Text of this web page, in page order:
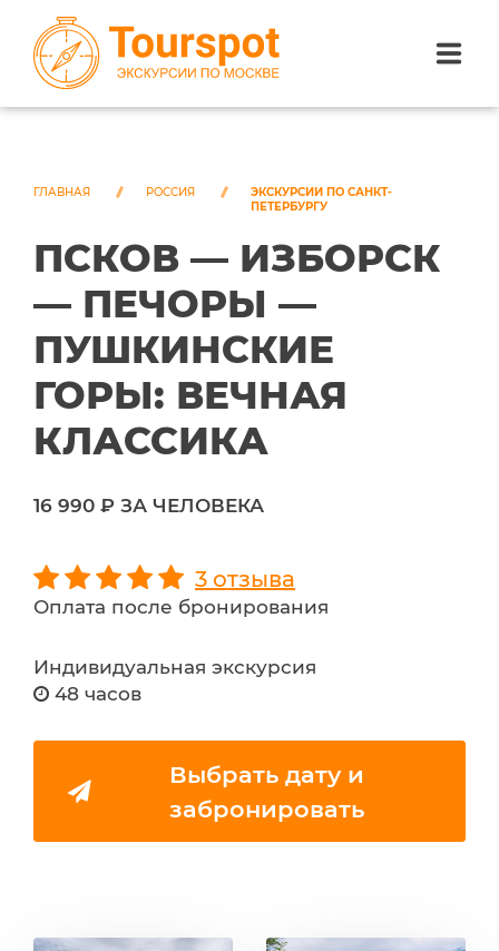
ЭКСКУРСИИ ПО МОСКВЕ
ЭКСКУРСИИ ПО СОЧИ
О НАС
ГЛАВНАЯ РОССИЯ
ЭКСКУРСИИ ПО САНКТ-
ПЕТЕРБУРГУ
ПСКОВ — ИЗБОРСК
— ПЕЧОРЫ —
ПУШКИНСКИЕ
ГОРЫ: ВЕЧНАЯ
КЛАССИКА
16 990 ₽ ЗА ЧЕЛОВЕКА
3 отзыва
Оплата после бронирования
Индивидуальная экскурсия
48 часов
Выбрать дату и
забронировать